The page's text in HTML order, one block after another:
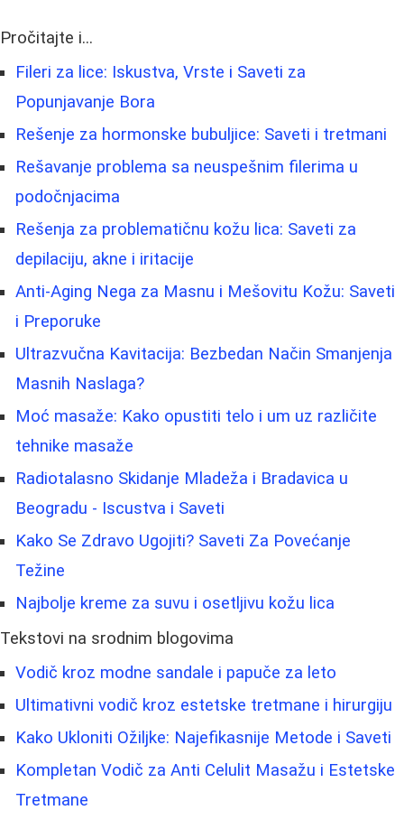
Pročitajte i...
Fileri za lice: Iskustva, Vrste i Saveti za
Popunjavanje Bora
Rešenje za hormonske bubuljice: Saveti i tretmani
Rešavanje problema sa neuspešnim filerima u
podočnjacima
Rešenja za problematičnu kožu lica: Saveti za
depilaciju, akne i iritacije
Anti-Aging Nega za Masnu i Mešovitu Kožu: Saveti
i Preporuke
Ultrazvučna Kavitacija: Bezbedan Način Smanjenja
Masnih Naslaga?
Moć masaže: Kako opustiti telo i um uz različite
tehnike masaže
Radiotalasno Skidanje Mladeža i Bradavica u
Beogradu - Iscustva i Saveti
Kako Se Zdravo Ugojiti? Saveti Za Povećanje
Težine
Najbolje kreme za suvu i osetljivu kožu lica
Tekstovi na srodnim blogovima
Vodič kroz modne sandale i papuče za leto
Ultimativni vodič kroz estetske tretmane i hirurgiju
Kako Ukloniti Ožiljke: Najefikasnije Metode i Saveti
Kompletan Vodič za Anti Celulit Masažu i Estetske
Tretmane